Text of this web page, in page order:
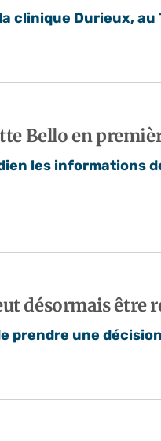
clinique Durieux,
Bello en
les informations
désormais être
prendre une